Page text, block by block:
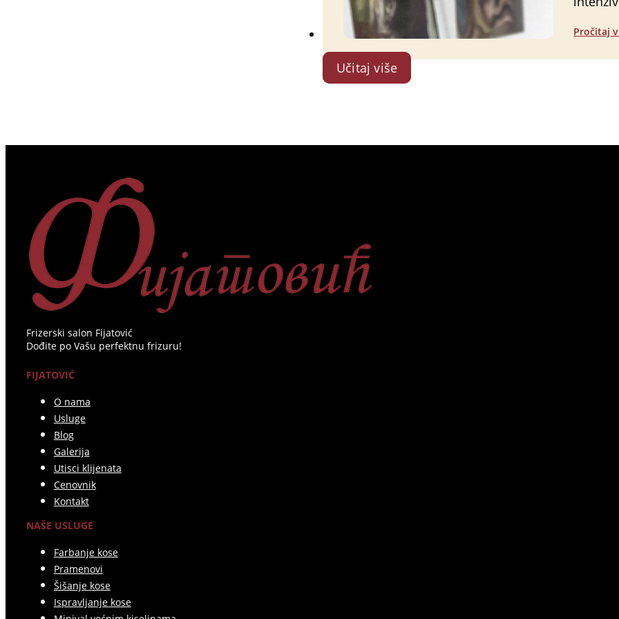
Pročitaj
Učitaj više
Frizerski salon Fijatović
Dođite po Vašu perfektnu frizuru!
FIJATOVIĆ
O nama
Usluge
Blog
Galerija
Utisci klijenata
Cenovnik
Kontakt
NAŠE USLUGE
Farbanje kose
Pramenovi
Šišanje kose
Ispravljanje kose